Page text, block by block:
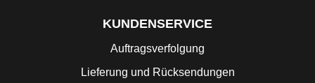
KUNDENSERVICE
Auftragsverfolgung
Lieferung und Rücksendungen